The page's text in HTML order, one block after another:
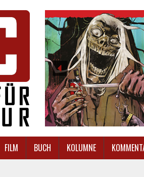
FILM BUCH KOLUMNE